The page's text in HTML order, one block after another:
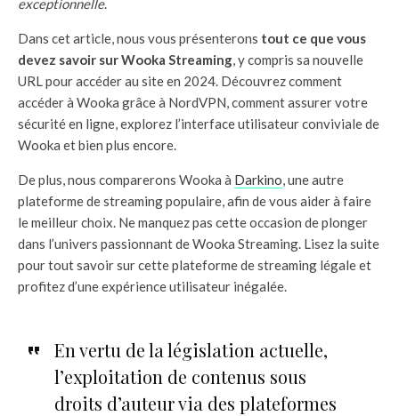
exceptionnelle.
Dans cet article, nous vous présenterons tout ce que vous
devez savoir sur Wooka Streaming, y compris sa nouvelle
URL pour accéder au site en 2024. Découvrez comment
accéder à Wooka grâce à NordVPN, comment assurer votre
sécurité en ligne, explorez l’interface utilisateur conviviale de
Wooka et bien plus encore.
De plus, nous comparerons Wooka à Darkino, une autre
plateforme de streaming populaire, afin de vous aider à faire
le meilleur choix. Ne manquez pas cette occasion de plonger
dans l’univers passionnant de Wooka Streaming. Lisez la suite
pour tout savoir sur cette plateforme de streaming légale et
profitez d’une expérience utilisateur inégalée.
En vertu de la législation actuelle,
l’exploitation de contenus sous
droits d’auteur via des plateformes